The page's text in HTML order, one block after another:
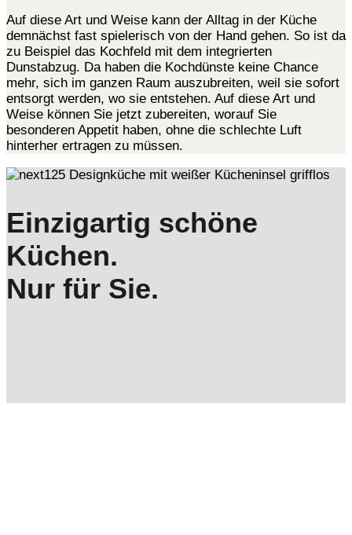
Auf diese Art und Weise kann der Alltag in der Küche
demnächst fast spielerisch von der Hand gehen. So ist da
zu Beispiel das Kochfeld mit dem integrierten
Dunstabzug. Da haben die Kochdünste keine Chance
mehr, sich im ganzen Raum auszubreiten, weil sie sofort
entsorgt werden, wo sie entstehen. Auf diese Art und
Weise können Sie jetzt zubereiten, worauf Sie
besonderen Appetit haben, ohne die schlechte Luft
hinterher ertragen zu müssen.
Einzigartig schöne
Küchen.
Nur für Sie.